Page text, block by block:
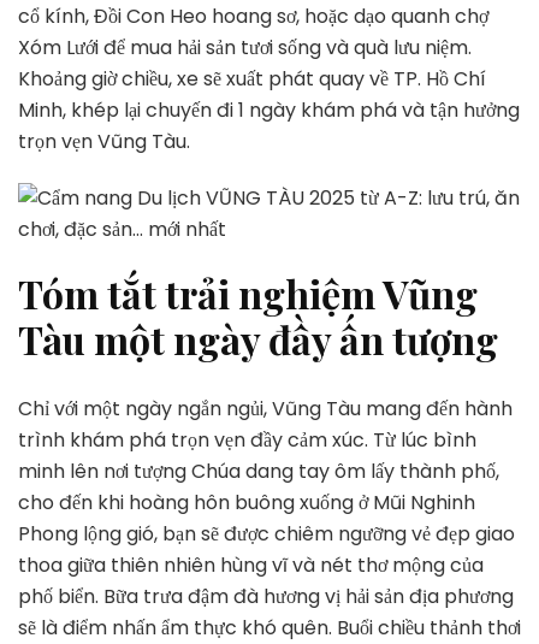
cổ kính, Đồi Con Heo hoang sơ, hoặc dạo quanh chợ
Xóm Lưới để mua hải sản tươi sống và quà lưu niệm.
Khoảng giờ chiều, xe sẽ xuất phát quay về TP. Hồ Chí
Minh, khép lại chuyến đi 1 ngày khám phá và tận hưởng
trọn vẹn Vũng Tàu.
Tóm tắt trải nghiệm Vũng
Tàu một ngày đầy ấn tượng
Chỉ với một ngày ngắn ngủi, Vũng Tàu mang đến hành
trình khám phá trọn vẹn đầy cảm xúc. Từ lúc bình
minh lên nơi tượng Chúa dang tay ôm lấy thành phố,
cho đến khi hoàng hôn buông xuống ở Mũi Nghinh
Phong lộng gió, bạn sẽ được chiêm ngưỡng vẻ đẹp giao
thoa giữa thiên nhiên hùng vĩ và nét thơ mộng của
phố biển. Bữa trưa đậm đà hương vị hải sản địa phương
sẽ là điểm nhấn ẩm thực khó quên. Buổi chiều thảnh thơi